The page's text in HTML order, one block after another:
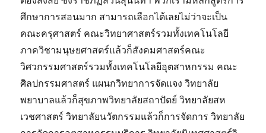
ศึกษาการสอนมาก สามารถเลือกได้เลยไม่ว่าจะเป็น
คณะครุศาสตร์ คณะวิทยาศาสตร์รวมทั้งเทคโนโลยี
ภาควิชามนุษยศาสตร์แล้วก็สังคมศาสตร์คณะ
วิศวกรรมศาสตร์รวมทั้งเทคโนโลยีอุตสาหกรรม คณะ
ศิลปกรรมศาสตร์ แผนกวิทยาการจัดแจง วิทยาลัย
พยาบาลแล้วก็สุขภาพวิทยาลัยสถาปัตย์ วิทยาลัยสห
เวชศาสตร์ วิทยาลัยนวัตกรรมแล้วก็การจัดการ วิทยาลัย